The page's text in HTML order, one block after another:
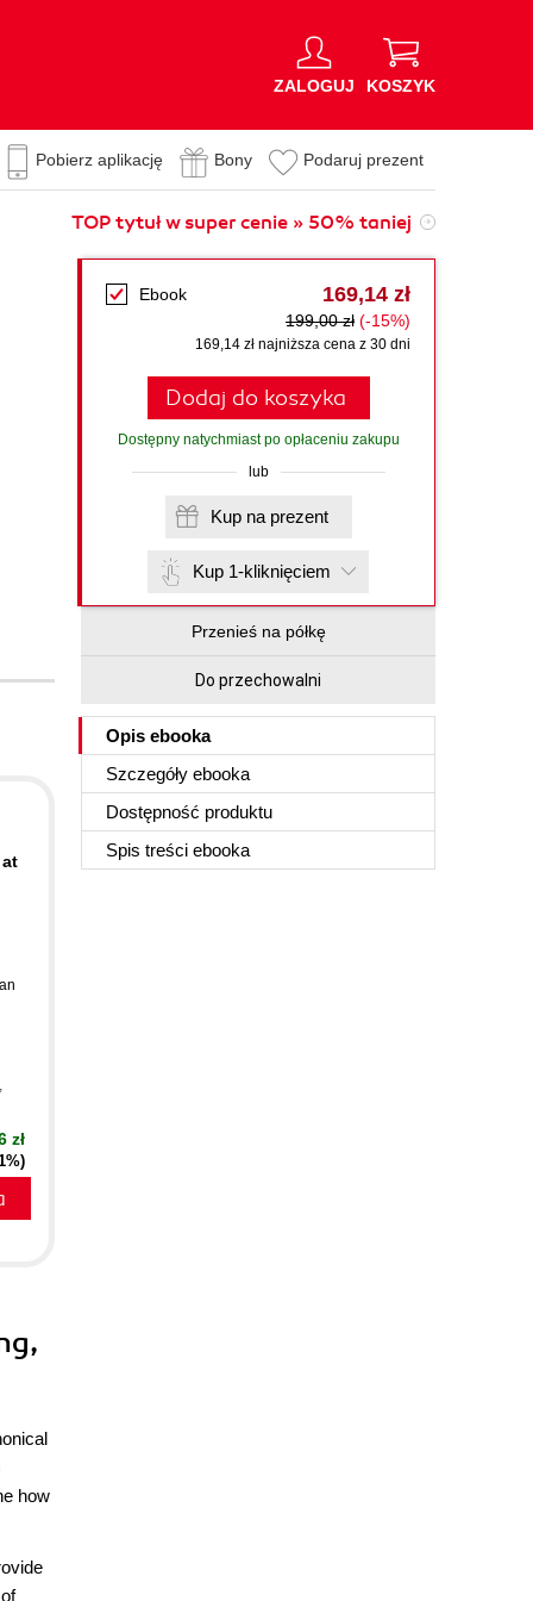
ZALOGUJ KOSZYK
Pobierz aplikację Bony Podaruj prezent
TOP tytuł w super cenie » 50% taniej
Ebook 169,14 zł
199,00 zł (-15%)
169,14 zł najniższa cena z 30 dni
Dodaj do koszyka
Dostępny natychmiast po opłaceniu zakupu
lub
Kup na prezent
Kup 1-kliknięciem
Przenieś na półkę
Do przechowalni
Opis ebooka
Szczegóły ebooka
Dostępność produktu
Spis treści ebooka
,
zł
how